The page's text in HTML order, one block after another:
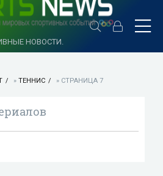
НОВОСТИ.
» ТЕННИС » СТРАНИЦА 7